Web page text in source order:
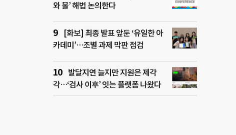
와 물’ 해법 논의한다
[화보] 최종 발표 앞둔 ‘유일한 아
카데미’…조별 과제 막판 점검
발달지연 늘지만 지원은 제각
각…‘검사 이후’ 잇는 플랫폼 나왔다